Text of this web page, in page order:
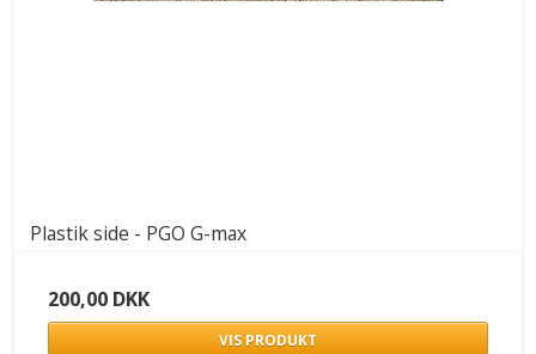
Plastik side - PGO G-max
200,00 DKK
VIS PRODUKT